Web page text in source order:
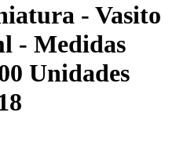
- Vasito
- Medidas
Unidades